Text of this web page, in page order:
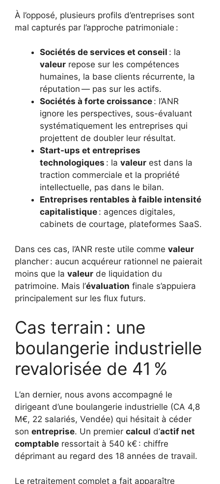
À l’opposé, plusieurs profils d’entreprises sont
mal capturés par l’approche patrimoniale :
Sociétés de services et conseil : la
valeur repose sur les compétences
humaines, la base clients récurrente, la
réputation — pas sur les actifs.
Sociétés à forte croissance : l’ANR
ignore les perspectives, sous-évaluant
systématiquement les entreprises qui
projettent de doubler leur résultat.
Start-ups et entreprises
technologiques : la valeur est dans la
traction commerciale et la propriété
intellectuelle, pas dans le bilan.
Entreprises rentables à faible intensité
capitalistique : agences digitales,
cabinets de courtage, plateformes SaaS.
Dans ces cas, l’ANR reste utile comme valeur
plancher : aucun acquéreur rationnel ne paierait
moins que la valeur de liquidation du
patrimoine. Mais l’évaluation finale s’appuiera
principalement sur les flux futurs.
Cas terrain : une
boulangerie industrielle
revalorisée de 41 %
L’an dernier, nous avons accompagné le
dirigeant d’une boulangerie industrielle (CA 4,8
M€, 22 salariés, Vendée) qui hésitait à céder
son entreprise. Un premier calcul d’actif net
comptable ressortait à 540 k€ : chiffre
déprimant au regard des 18 années de travail.
Le retraitement complet a fait apparaître